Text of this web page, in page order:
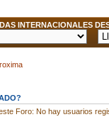
INTERNACIONALES
Foro: No hay usuarios